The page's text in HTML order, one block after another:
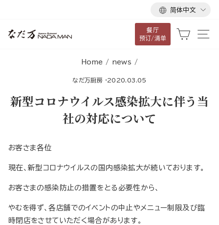
语
言
简体中文
餐厅
预订/清单
大车
Home / news /
なだ万厨房 ·2020.03.05
新型コロナウイルス感染拡大に伴う当
社の対応について
お客さま各位
現在、新型コロナウイルスの国内感染拡大が続いております。
お客さまの感染防止の措置をとる必要性から、
やむを得ず、各店舗でのイベントの中止やメニュー制限及び臨
時閉店をさせていただく場合があります。